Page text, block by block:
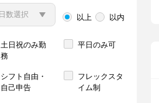
以上 以内
土日祝のみ勤
務
平日のみ可
シフト自由・
自己申告
フレックスタ
イム制